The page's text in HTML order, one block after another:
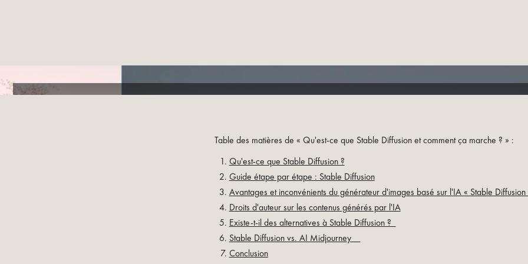
Table des matières de « Qu'est-ce que Stable Diffusion et comment ça marche ? » :
Qu'est-ce que Stable Diffusion ?
Guide étape par étape : Stable Diffusion
Avantages et inconvénients du générateur d'images basé sur l'IA « Stable Diffusion
Droits d'auteur sur les contenus générés par l'IA
Existe-t-il des alternatives à Stable Diffusion ?
Stable Diffusion vs. AI Midjourney
Conclusion